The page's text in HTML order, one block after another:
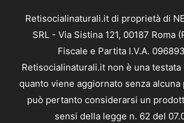
Retisocialinaturali.it di proprietà di
SRL - Via Sistina 121, 00187 Roma
Fiscale e Partita I.V.A.
Retisocialinaturali.it non è una
quanto viene aggiornato senza alcuna
può pertanto considerarsi un
sensi della legge n. 62 del